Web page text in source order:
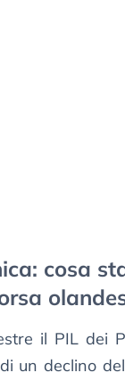
cosa
il PIL dei
un declino